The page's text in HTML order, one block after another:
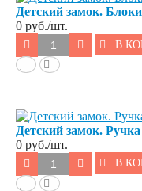
Детский замок.
0 руб./шт.
В
Детский замок.
0 руб./шт.
В